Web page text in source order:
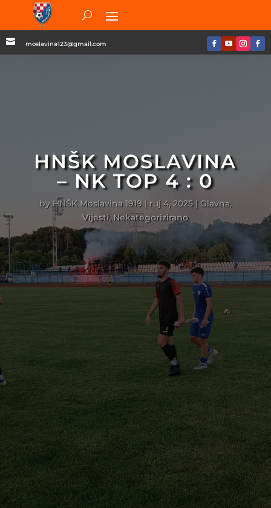
 moslavina123@gmail.com
HNŠK MOSLAVINA
– NK TOP 4 : 0
byHNŠK Moslavina 1919| ruj 4, 2025| Glavna,
Vijesti,Nekategorizirano